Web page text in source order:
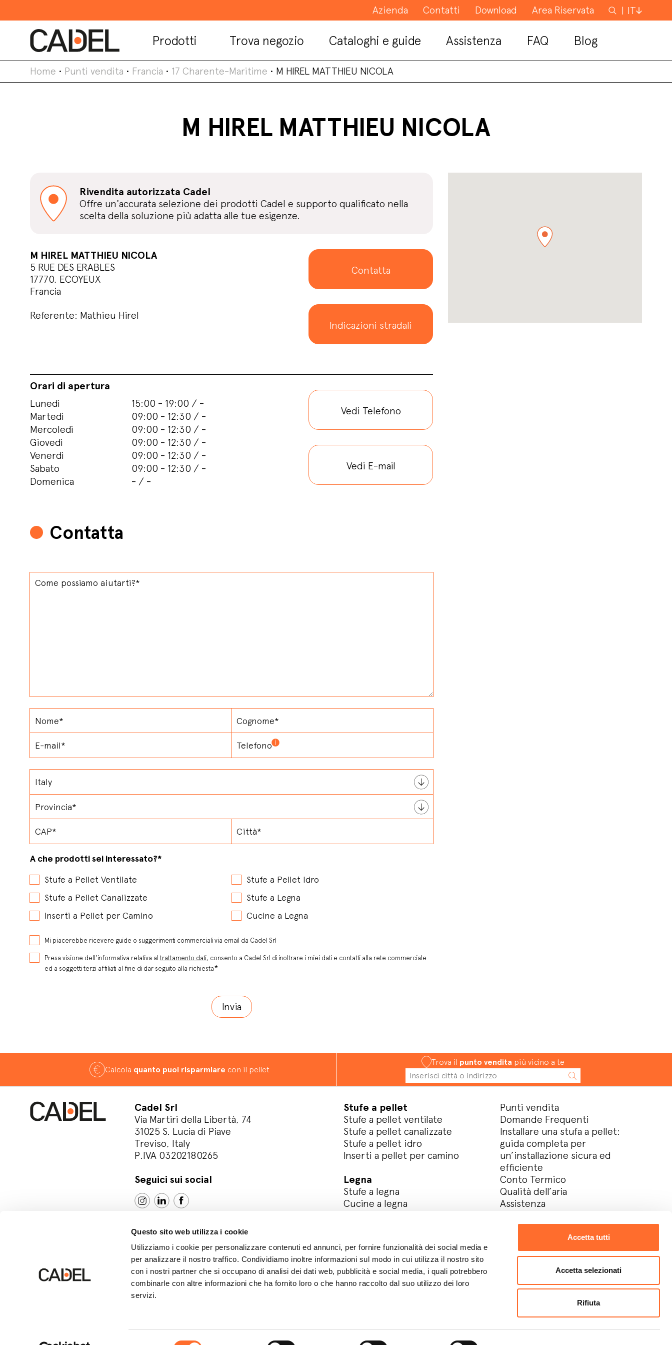
Questo sito web utilizza i cookie
Utilizziamo i cookie per personalizzare contenuti ed annunci, per fornire funzionalità dei social media e
per analizzare il nostro traffico. Condividiamo inoltre informazioni sul modo in cui utilizza il nostro sito
con i nostri partner che si occupano di analisi dei dati web, pubblicità e social media, i quali potrebbero
combinarle con altre informazioni che ha fornito loro o che hanno raccolto dal suo utilizzo dei loro
servizi.
Accetta tutti
Accetta selezionati
Rifiuta
Azienda Contatti Download Area Riservata Cerca
IT
Prodotti Trova negozio Cataloghi e guide Assistenza FAQ Blog
Home • Punti vendita • Francia • 17 Charente-Maritime • M HIREL MATTHIEU NICOLA
M HIREL MATTHIEU NICOLA
Rivendita autorizzata Cadel
Offre un'accurata selezione dei prodotti Cadel e supporto qualificato nella
scelta della soluzione più adatta alle tue esigenze.
M HIREL MATTHIEU NICOLA
5 RUE DES ERABLES
17770, ECOYEUX
Francia
Referente: Mathieu Hirel
Contatta
Indicazioni stradali
Orari di apertura
Lunedì
15:00 - 19:00 / -
Martedì
09:00 - 12:30 / -
Mercoledì
09:00 - 12:30 / -
Giovedì
09:00 - 12:30 / -
Venerdì
09:00 - 12:30 / -
Sabato
09:00 - 12:30 / -
Domenica
- / -
Vedi Telefono
Vedi E-mail
Contatta
A che prodotti sei interessato?*
Stufe a Pellet Ventilate
Stufe a Pellet Idro
Stufe a Pellet Canalizzate
Stufe a Legna
Inserti a Pellet per Camino
Cucine a Legna
Mi piacerebbe ricevere guide o suggerimenti commerciali via email da Cadel Srl
Presa visione dell'informativa relativa al trattamento dati, consento a Cadel Srl di inoltrare i miei dati e contatti alla rete commerciale
ed a soggetti terzi affiliati al fine di dar seguito alla richiesta*
Calcola quanto puoi risparmiare con il pellet
Trova il punto vendita più vicino a te
Cadel Srl
Via Martiri della Libertà, 74
31025 S. Lucia di Piave
Treviso, Italy
P.IVA 03202180265
Seguici sui social
Stufe a pellet
Stufe a pellet ventilate
Stufe a pellet canalizzate
Stufe a pellet idro
Inserti a pellet per camino
Legna
Stufe a legna
Cucine a legna
Punti vendita
Domande Frequenti
Installare una stufa a pellet:
guida completa per
un’installazione sicura ed
efficiente
Conto Termico
Qualità dell’aria
Assistenza
Contatti
Download area
Metodo studio